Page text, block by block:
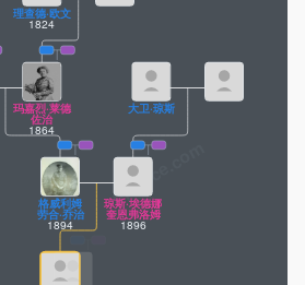
格威利姆
劳合·乔治
1894
琼斯·埃德娜
奎恩弗洛姆
1896
玛嘉烈·莱德
佐治
1864
大卫·琼斯
理查德·欧文
1824